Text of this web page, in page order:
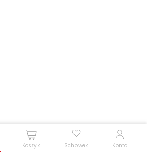
Koszyk Schowek Konto